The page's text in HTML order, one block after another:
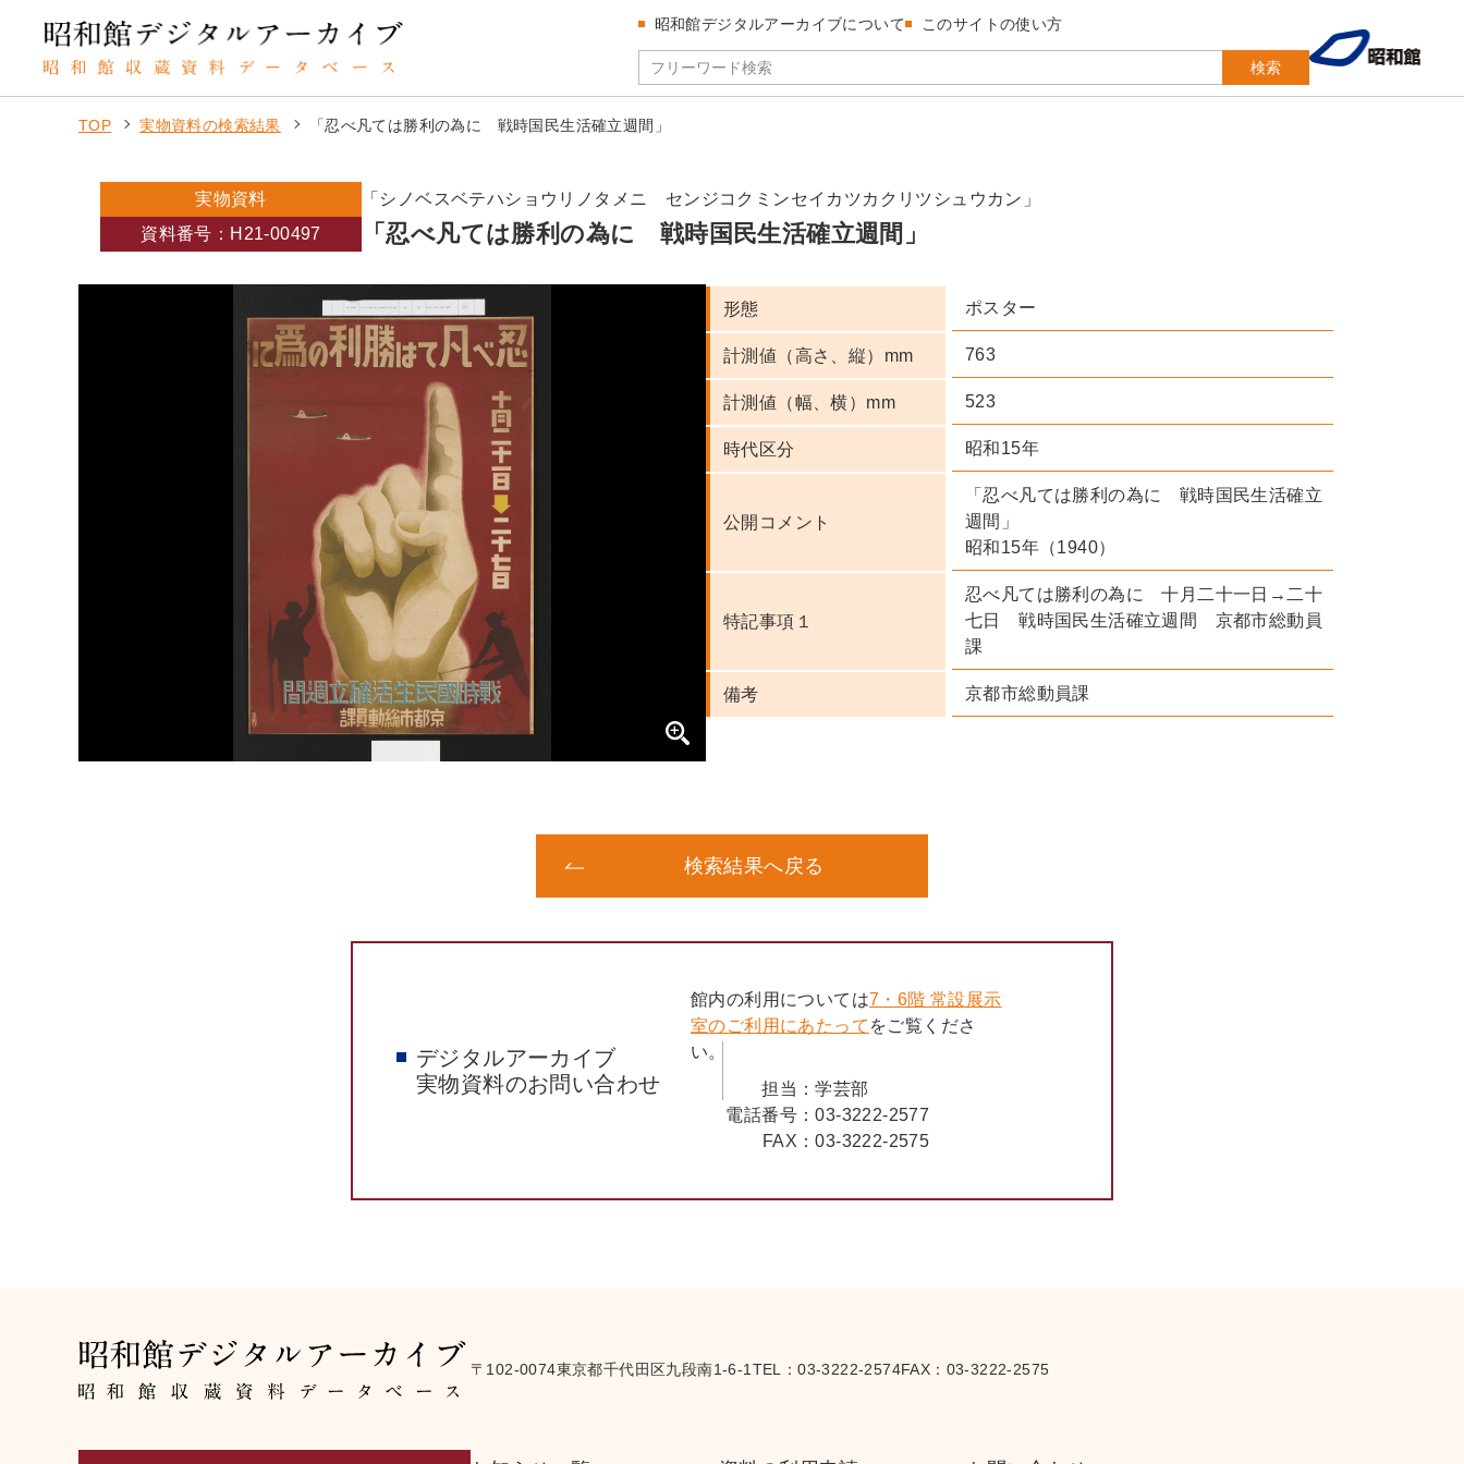
検索
昭和館デジタルアーカイブについて このサイトの使い方
TOP 実物資料の検索結果 「忍べ凡ては勝利の為に 戦時国民生活確立週間」
実物資料
「シノベスベテハショウリノタメニ センジコクミンセイカツカクリツシュウカン」
資料番号：H21-00497
「忍べ凡ては勝利の為に 戦時国民生活確立週間」
形態 ポスター
計測値（高さ、縦）mm 763
計測値（幅、横）mm 523
時代区分 昭和15年
公開コメント
「忍べ凡ては勝利の為に 戦時国民生活確立
週間」
昭和15年（1940）
特記事項１
忍べ凡ては勝利の為に 十月二十一日→二十
七日 戦時国民生活確立週間 京都市総動員
課
備考 京都市総動員課
検索結果へ戻る
デジタルアーカイブ
実物資料のお問い合わせ
館内の利用については7・6階 常設展示
室のご利用にあたって をご覧くださ
い。
担当：学芸部
電話番号：03-3222-2577
FAX：03-3222-2575
〒102-0074東京都千代田区九段南1-6-1TEL：03-3222-2574FAX：03-3222-2575